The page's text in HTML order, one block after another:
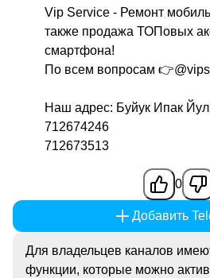
Vip Service - Ремонт
также продажа ТОПовых
смартфона!
По всем вопросам 👉
Наш адрес: Буйук Ипак
712674246
712673513
0
Добавить
Для владельцев каналов
функции, которые можно